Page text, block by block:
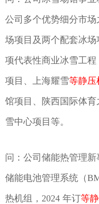
公司多个优势细分市
场项目及两个配套冰
项代表性商业冰雪工
项目、上海耀雪等静压
馆项目、陕西国际体
雪中心项目等。
问：公司储能热管理
储能电池管理系统（
热机组，2024 年订等